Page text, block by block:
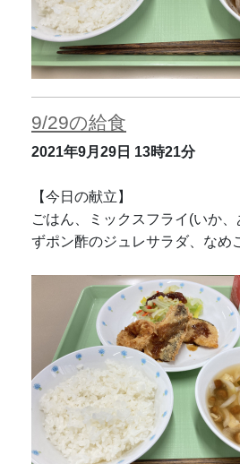
9/29の給食
2021年9月29日 13時21分
【今日の献立】
ごはん、ミックスフライ(いか
ずポン酢のジュレサラダ、なめ